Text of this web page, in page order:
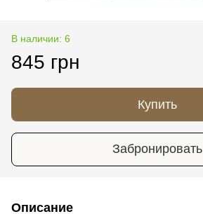
В наличии: 6
845 грн
Купить
Забронировать
Описание